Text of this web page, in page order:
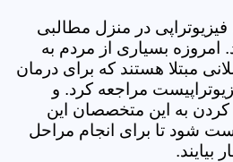
فیزیوتراپی در منزل مطالبی
امروزه بسیاری از مردم به
مبتلا هستند که برای درمان
مراجعه کرد. و
کردن به این متخصصان این
شود تا برای انجام مراحل
بیایند.